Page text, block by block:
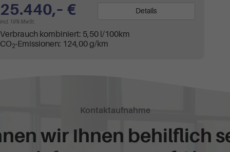
25.440,– €
incl. 19% MwSt.
Details
Verbrauch kombiniert: 5,50 l/100km
CO2-Emissionen: 124,00 g/km
Kontaktaufnahme
wir Ihnen behilflich